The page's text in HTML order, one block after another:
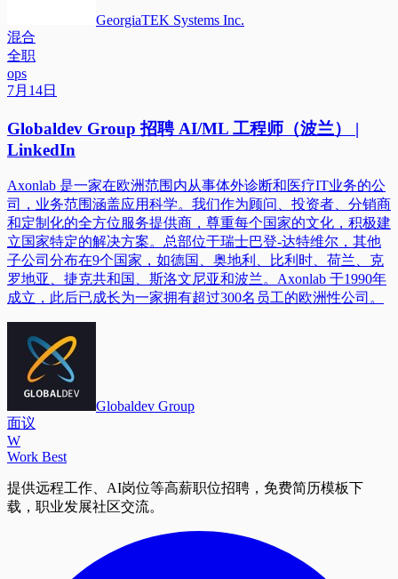
GeorgiaTEK Systems Inc.
混合
全职
ops
7月14日
Globaldev Group 招聘 AI/ML 工程师（波兰） |
LinkedIn
Axonlab 是一家在欧洲范围内从事体外诊断和医疗IT业务的公
司，业务范围涵盖应用科学。我们作为顾问、投资者、分销商
和定制化的全方位服务提供商，尊重每个国家的文化，积极建
立国家特定的解决方案。总部位于瑞士巴登-达特维尔，其他
子公司分布在9个国家，如德国、奥地利、比利时、荷兰、克
罗地亚、捷克共和国、斯洛文尼亚和波兰。Axonlab 于1990年
成立，此后已成长为一家拥有超过300名员工的欧洲性公司。
Globaldev Group
面议
W
Work Best
提供远程工作、AI岗位等高薪职位招聘，免费简历模板下
载，职业发展社区交流。